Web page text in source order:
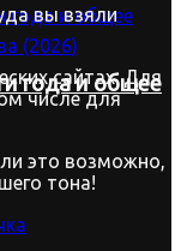
года и общее
вы взяли
сайтах. Для
числе для
это возможно,
тона!